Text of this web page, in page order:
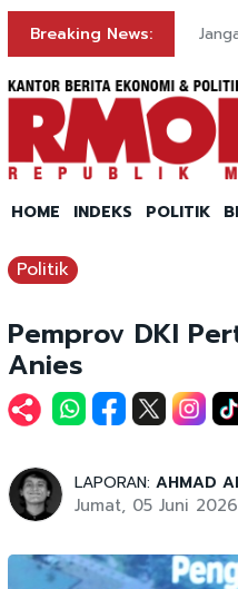
Breaking News:
HOME INDEKS POLITIK
Politik
Pemprov DKI
Anies
LAPORAN: AHMAD
Jumat, 05 Juni